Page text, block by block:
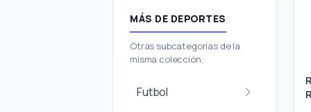
MÁS DE DEPORTES
Otras subcategorías de la
misma colección.
Futbol